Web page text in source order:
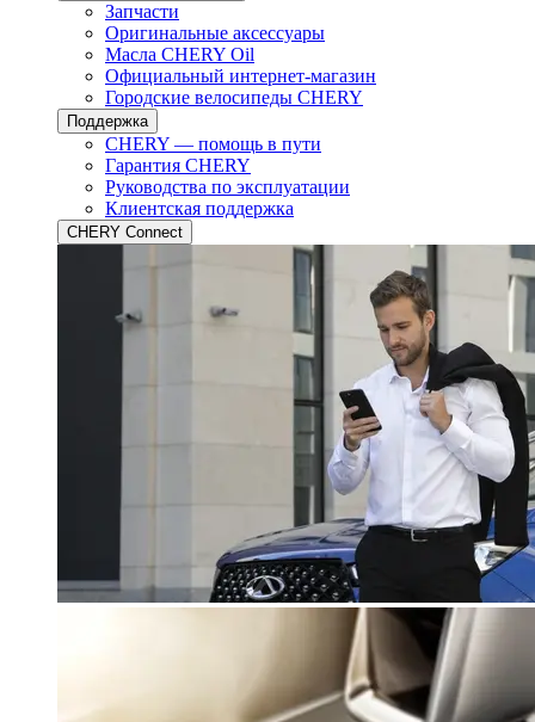
Запчасти
Оригинальные аксессуары
Масла CHERY Oil
Официальный интернет-магазин
Городские велосипеды CHERY
Поддержка
CHERY — помощь в пути
Гарантия CHERY
Руководства по эксплуатации
Клиентская поддержка
CHERY Connect